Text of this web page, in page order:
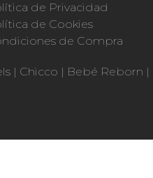
de Privacidad
de Cookies
de Compra
| Chicco | Bebé Reborn |